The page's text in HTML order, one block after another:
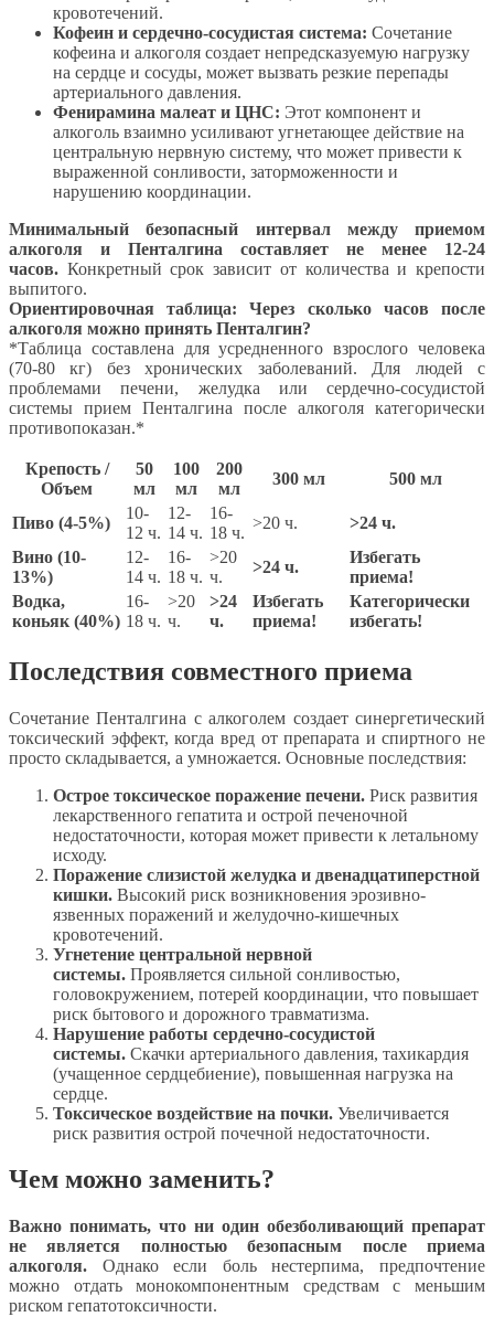
кровотечений.
Кофеин и сердечно-сосудистая система: Сочетание
кофеина и алкоголя создает непредсказуемую нагрузку
на сердце и сосуды, может вызвать резкие перепады
артериального давления.
Фенирамина малеат и ЦНС: Этот компонент и
алкоголь взаимно усиливают угнетающее действие на
центральную нервную систему, что может привести к
выраженной сонливости, заторможенности и
нарушению координации.
Минимальный безопасный интервал между приемом
алкоголя и Пенталгина составляет не менее 12-24
часов. Конкретный срок зависит от количества и крепости
выпитого.
Ориентировочная таблица: Через сколько часов после
алкоголя можно принять Пенталгин?
*Таблица составлена для усредненного взрослого человека
(70-80 кг) без хронических заболеваний. Для людей с
проблемами печени, желудка или сердечно-сосудистой
системы прием Пенталгина после алкоголя категорически
противопоказан.*
Крепость /
Объем
50
мл
100
мл
200
мл
300 мл 500 мл
Пиво (4-5%)
10-
12 ч.
12-
14 ч.
16-
18 ч.
>20 ч.
>24 ч.
Вино (10-
13%)
12-
14 ч.
16-
18 ч.
>20
ч.
>24 ч.
Избегать
приема!
Водка,
коньяк (40%)
16-
18 ч.
>20
ч.
>24
ч.
Избегать
приема!
Категорически
избегать!
Последствия совместного приема
Сочетание Пенталгина с алкоголем создает синергетический
токсический эффект, когда вред от препарата и спиртного не
просто складывается, а умножается. Основные последствия:
Острое токсическое поражение печени. Риск развития
лекарственного гепатита и острой печеночной
недостаточности, которая может привести к летальному
исходу.
Поражение слизистой желудка и двенадцатиперстной
кишки. Высокий риск возникновения эрозивно-
язвенных поражений и желудочно-кишечных
кровотечений.
Угнетение центральной нервной
системы. Проявляется сильной сонливостью,
головокружением, потерей координации, что повышает
риск бытового и дорожного травматизма.
Нарушение работы сердечно-сосудистой
системы. Скачки артериального давления, тахикардия
(учащенное сердцебиение), повышенная нагрузка на
сердце.
Токсическое воздействие на почки. Увеличивается
риск развития острой почечной недостаточности.
Чем можно заменить?
Важно понимать, что ни один обезболивающий препарат
не является полностью безопасным после приема
алкоголя. Однако если боль нестерпима, предпочтение
можно отдать монокомпонентным средствам с меньшим
риском гепатотоксичности.